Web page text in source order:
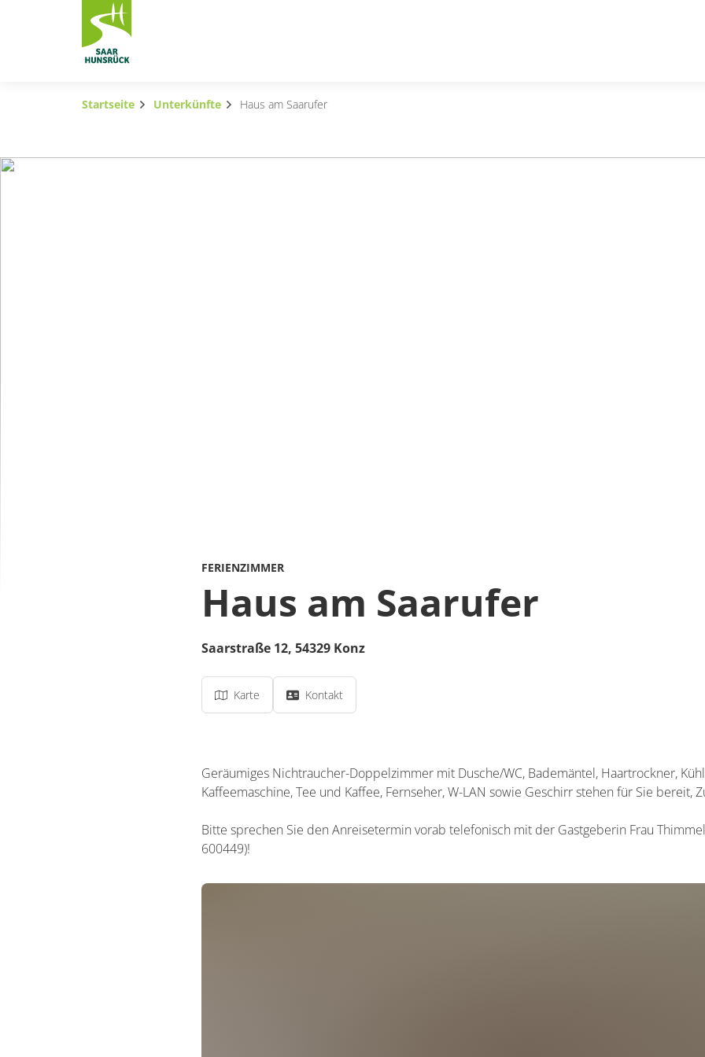
Zum Hauptinhalt springen
Subnavigation umschalten
Startseite Unterkünfte Haus am Saarufer
FERIENZIMMER
Haus am Saarufer
Saarstraße 12, 54329 Konz
Karte Kontakt
Geräumiges Nichtraucher-Doppelzimmer mit Dusche/WC, Bademäntel, Haartrockner,
Kaffeemaschine, Tee und Kaffee, Fernseher, W-LAN sowie Geschirr stehen für Sie bereit,
Bitte sprechen Sie den Anreisetermin vorab telefonisch mit der Gastgeberin Frau
600449)!